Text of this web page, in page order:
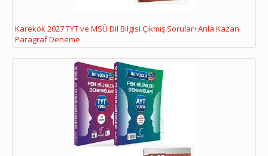
Karekök 2027 TYT ve MSÜ Dil Bilgisi Çıkmış Sorular+Anla Kazan
Paragraf Deneme